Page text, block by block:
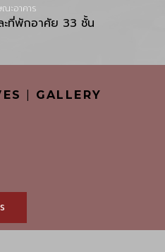
ะอาคาร
ะที่พักอาศัย 33 ชั้น
GALLERY